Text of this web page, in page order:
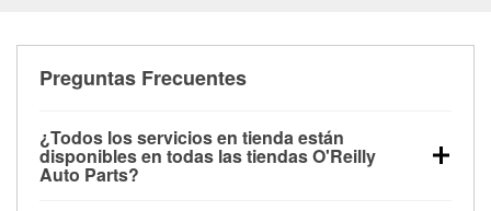
Preguntas Frecuentes
¿Todos los servicios en tienda están
disponibles en todas las tiendas O'Reilly
Auto Parts?